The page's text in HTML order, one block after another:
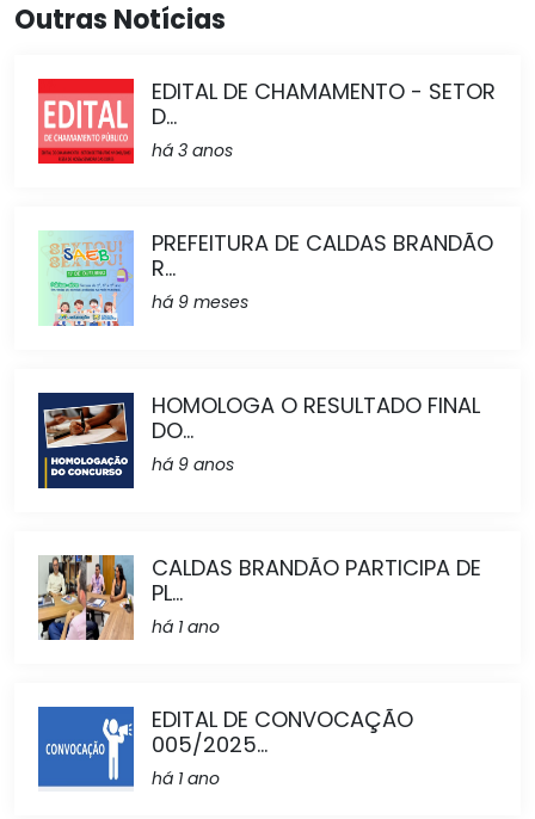
Outras Notícias
EDITAL DE CHAMAMENTO - SETOR
D...
há 3 anos
PREFEITURA DE CALDAS BRANDÃO
R...
há 9 meses
HOMOLOGA O RESULTADO FINAL
DO...
há 9 anos
CALDAS BRANDÃO PARTICIPA DE
PL...
há 1 ano
EDITAL DE CONVOCAÇÃO
005/2025...
há 1 ano